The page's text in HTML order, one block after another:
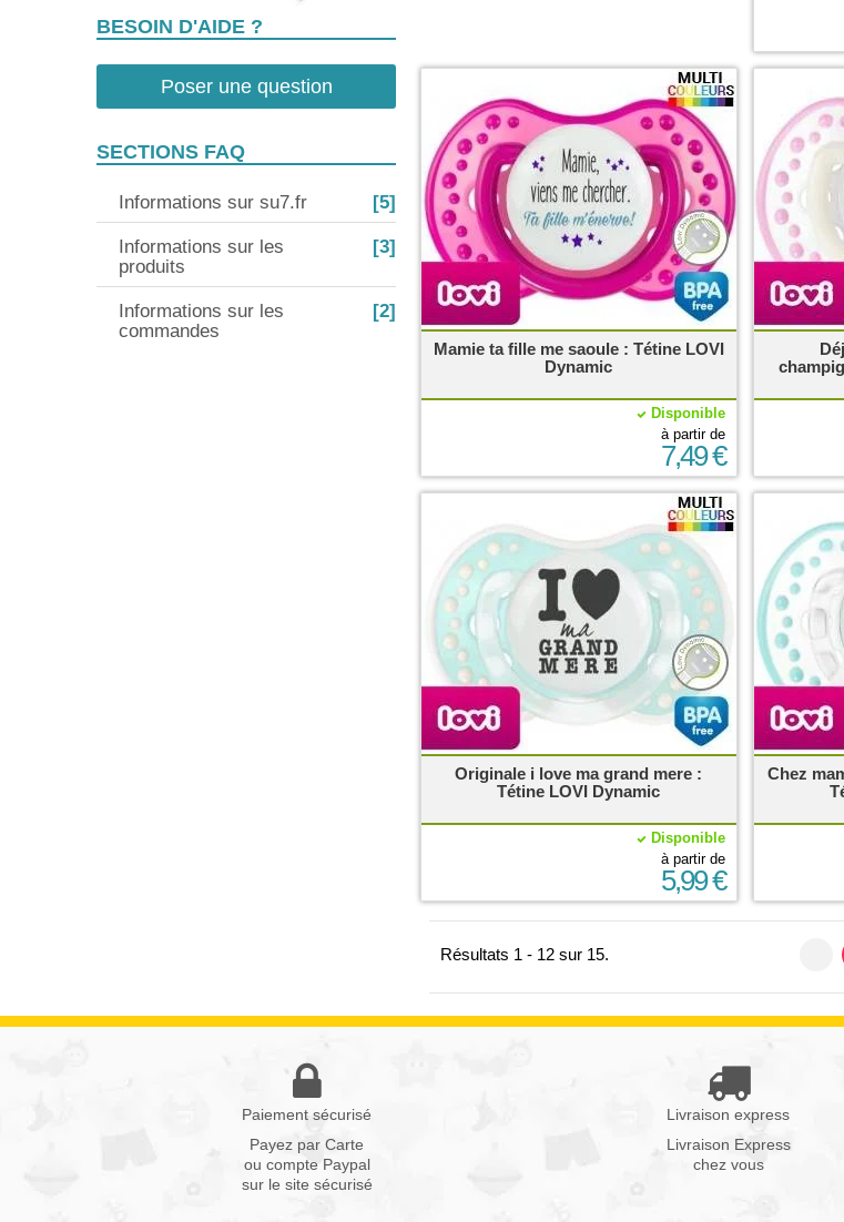
Mamie ta fille me saoule : Tétine LOVI
Dynamic
Disponible
à partir de
7,49 €
Originale i love ma grand mere :
Tétine LOVI Dynamic
Disponible
à partir de
5,99 €
Chez
Résultats 1 - 12 sur 15.
BESOIN D'AIDE ?
Poser une question
SECTIONS FAQ
Informations sur su7.fr [5]
Informations sur les
produits
[3]
Informations sur les
commandes
[2]
Paiement sécurisé
Payez par Carte
ou compte Paypal
sur le site sécurisé
Livraison express
Livraison Express
chez vous